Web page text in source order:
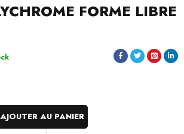
FORME LIBRE
AJOUTER AU PANIER